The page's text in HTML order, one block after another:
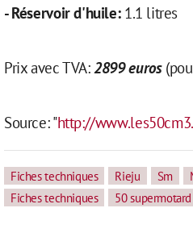
- Réservoir d'huile: 1.1 litres
Prix avec TVA: 2899euros(
Source: "http://
Fiches techniques Rieju Sm
Fiches techniques
50